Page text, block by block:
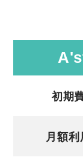
初期
月額利